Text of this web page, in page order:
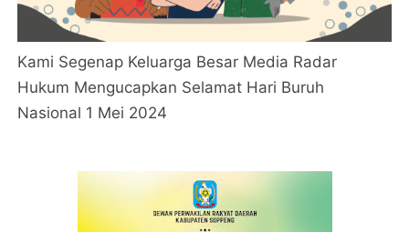
Kami Segenap Keluarga Besar Media Radar
Hukum Mengucapkan Selamat Hari Buruh
Nasional 1 Mei 2024